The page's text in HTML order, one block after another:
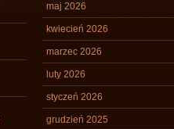
maj 2026
kwiecień 2026
marzec 2026
luty 2026
styczeń 2026
grudzień 2025